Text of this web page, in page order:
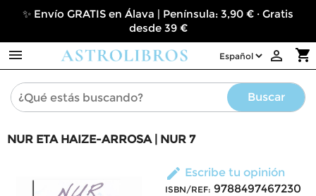
✨ Envío GRATIS en Álava | Península: 3,90 € · Gratis
desde 39 €
 shopping_cart

Buscar
NUR ETA HAIZE-ARROSA | NUR 7
edit Escribe tu opinión
ISBN/REF: 9788497467230